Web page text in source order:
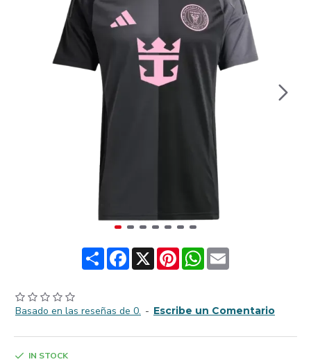
ShareFacebook
X PinterestWhatsApp
Email
Basado en las reseñas de 0. - Escribe un Comentario
IN STOCK